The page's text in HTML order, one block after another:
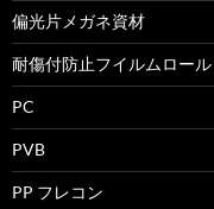
偏光片メガネ資材
耐傷付防止フイルムロール
PC
PVB
PP フレコン